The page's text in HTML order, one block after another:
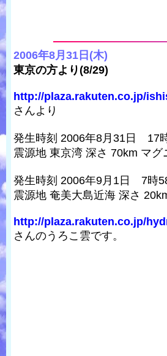
2006年8月31日(木)
東京の方より(8/29)
http://plaza.rakuten.co.jp/
さんより
発生時刻 2006年8月31日 17
震源地 東京湾 深さ 70km マ
発生時刻 2006年9月1日 7時
震源地 奄美大島近海 深さ
http://plaza.rakuten.co.jp/
さんのうろこ雲です。